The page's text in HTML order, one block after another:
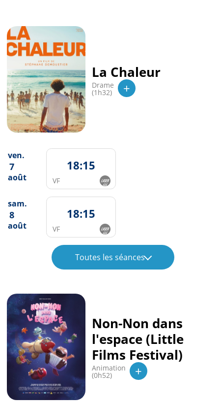
La Chaleur
Drame
(1h32) +
ven.
7
août
18:15
VF
sam.
8
août
18:15
VF
Toutes les séances
Non-Non dans
l'espace (Little
Films Festival)
Animation
(0h52) +